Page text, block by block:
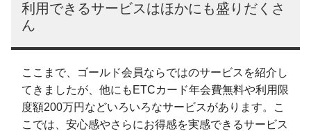
利用できるサービスはほかにも盛りだくさ
ん
ここまで、ゴールド会員ならではのサービスを紹介し
てきましたが、他にもETCカード年会費無料や利用限
度額200万円などいろいろなサービスがあります。こ
こでは、安心感やさらにお得感を実感できるサービス